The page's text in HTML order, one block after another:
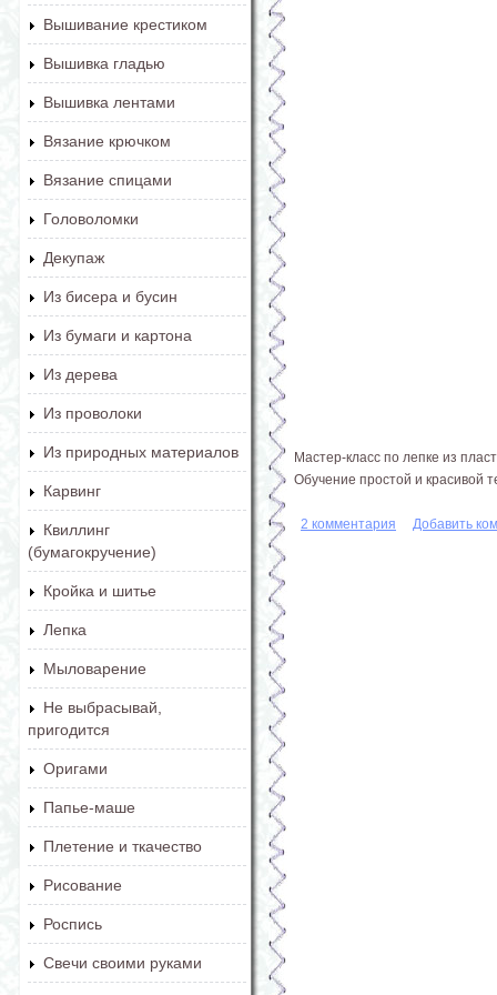
Вышивание крестиком
Вышивка гладью
Вышивка лентами
Вязание крючком
Вязание спицами
Головоломки
Декупаж
Из бисера и бусин
Из бумаги и картона
Из дерева
Из проволоки
Из природных материалов
Карвинг
Квиллинг
(бумагокручение)
Кройка и шитье
Лепка
Мыловарение
Не выбрасывай,
пригодится
Оригами
Папье-маше
Плетение и ткачество
Рисование
Роспись
Свечи своими руками
Мастер-класс по лепке из
Обучение простой и красивой
2 комментария Добавить